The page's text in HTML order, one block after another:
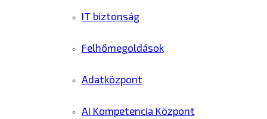
IT biztonság
Felhőmegoldások
Adatközpont
AI Kompetencia Központ